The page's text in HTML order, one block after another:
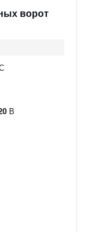
ворот
В